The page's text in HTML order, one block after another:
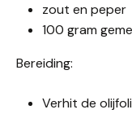
zout en peper
100 gram
Bereiding:
Verhit de